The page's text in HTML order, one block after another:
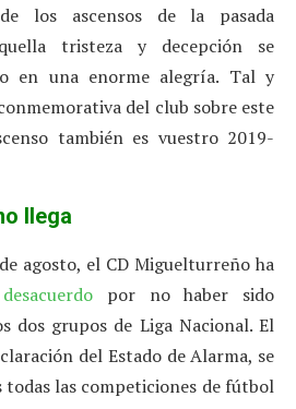
los ascensos de la pasada
tristeza y decepción se
en una enorme alegría. Tal y
del club sobre este
también es vuestro 2019-
llega
agosto, el CD Miguelturreño ha
por no haber sido
dos grupos de Liga Nacional. El
del Estado de Alarma, se
las competiciones de fútbol